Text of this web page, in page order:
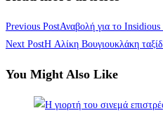
Previous PostΑναβολή για το
Next PostH Αλίκη Βουγιουκλάκη
You Might Also Like